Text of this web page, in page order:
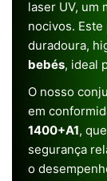
laser UV, um
nocivos.
duradoura,
bebés, ideal
O nosso
em
1400+A1,
segurança
o